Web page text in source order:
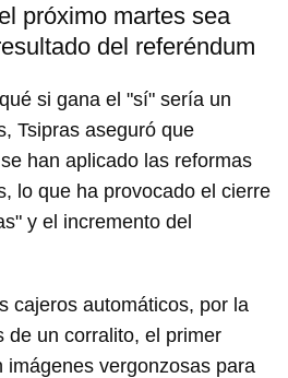
próximo martes sea
del referéndum
si gana el "sí" sería un
Tsipras aseguró que
han aplicado las reformas
lo que ha provocado el cierre
y el incremento del
cajeros automáticos, por la
de un corralito, el primer
imágenes vergonzosas para